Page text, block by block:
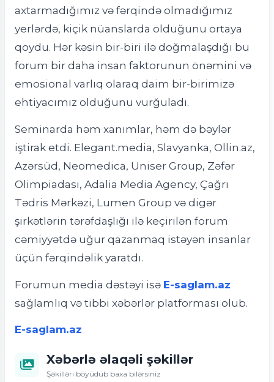
axtarmadığımız və fərqində olmadığımız
yerlərdə, kiçik nüanslarda olduğunu ortaya
qoydu. Hər kəsin bir-biri ilə doğmalaşdığı bu
forum bir daha insan faktorunun önəmini və
emosional varlıq olaraq daim bir-birimizə
ehtiyacımız olduğunu vurğuladı.
Seminarda həm xanımlar, həm də bəylər
iştirak etdi. Elegant.media, Slavyanka, Ollin.az,
Azərsüd, Neomedica, Uniser Group, Zəfər
Olimpiadası, Adalia Media Agency, Çağrı
Tədris Mərkəzi, Lumen Group və digər
şirkətlərin tərəfdaşlığı ilə keçirilən forum
cəmiyyətdə uğur qazanmaq istəyən insanlar
üçün fərqindəlik yaratdı.
Forumun media dəstəyi isə E-saglam.az
sağlamlıq və tibbi xəbərlər platforması olub.
E-saglam.az
Xəbərlə əlaqəli şəkillər
Şəkilləri böyüdüb baxa bilərsiniz